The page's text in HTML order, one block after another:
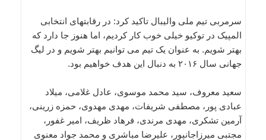
سرمربی تیم ملی والیبال تاکید کرد: در رقابتهای انتخابی
المپیک در توکیو خیلی خوب کار کردیم، اما هنوز جا دارد که
بهتر شویم. به عنوان یک تیم می توانیم بهتر شویم و در لیگ
جهانی سال ۲۰۱۶ به دنبال این هدف خواهیم بود.
سعید معروف، سید محمد موسوی، عادل غلامی، میلاد
عبادی پور، مصطفی شریفات، مهدی مهدوی، حمزه زرینی،
آرمین تشکری، مهدی مرندی، فرهاد ظریف، امیر غفور،
مجتبی میرزاجانپور، علیرضا مباشری و محمد جواد معنوی